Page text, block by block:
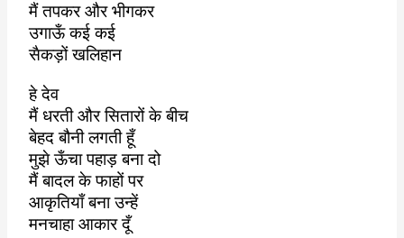
मैं तपकर और भीगकर
उगाऊँ कई कई
सैकड़ों खलिहान
हे देव
मैं धरती और सितारों के बीच
बेहद बौनी लगती हूँ
मुझे ऊँचा पहाड़ बना दो
मैं बादल के फाहों पर
आकृतियाँ बना उन्हें
मनचाहा आकार दूँ